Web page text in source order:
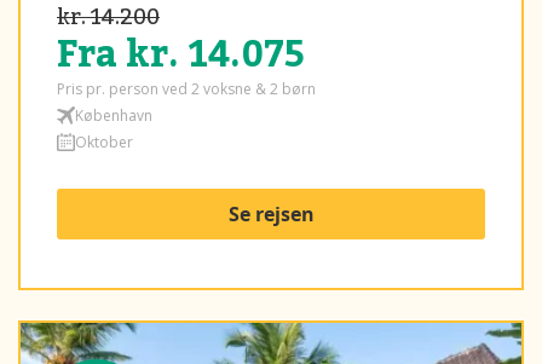
kr. 14.200
Fra kr. 14.075
Pris pr. person ved 2 voksne & 2 børn
København
Oktober
Se rejsen